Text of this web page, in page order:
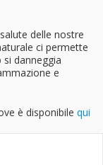
delle nostre
ci permette
danneggia
e
è disponibile qui